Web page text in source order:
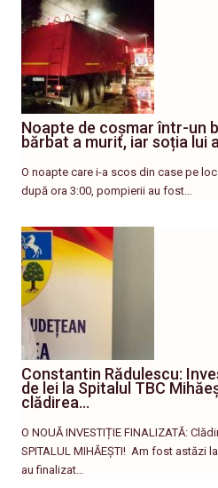
Noapte de coșmar într-un
bărbat a murit, iar soția lui
O noapte care i-a scos din case pe
după ora 3:00, pompierii au fost…
Constantin Rădulescu:
de lei la Spitalul TBC
clădirea…
O NOUĂ INVESTIȚIE FINALIZATĂ:
SPITALUL MIHĂEȘTI! ​ Am fost astăzi
au finalizat…